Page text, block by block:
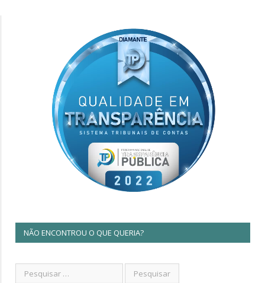
NÃO ENCONTROU O QUE QUERIA?